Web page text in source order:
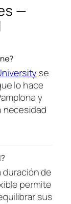
—
se
lo hace
y
necesidad
duración de
permite
sus